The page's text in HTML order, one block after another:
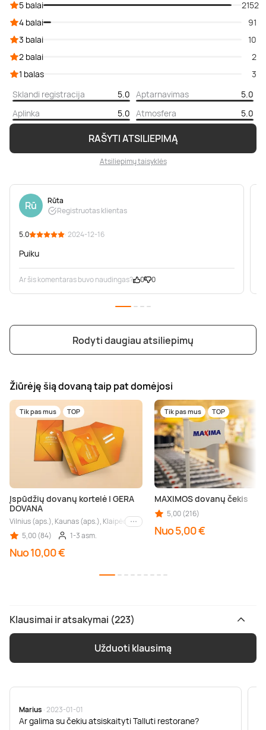
RAŠYTI ATSILIEPIMĄ
Atsiliepimų taisyklės
5 balai
2152
4 balai
91
3 balai
10
2 balai
2
1 balas
3
Sklandi registracija
5.0 Aptarnavimas
5.0
Aplinka
5.0 Atmosfera 5.0
Rū
Rūta
Registruotas klientas
5.0 · 2024-12-16
Puiku
Ar šis komentaras buvo naudingas? 0 0
Rodyti daugiau atsiliepimų
Žiūrėję šią dovaną taip pat domėjosi
Tik pas mus TOP
Įspūdžių dovanų kortelė | GERA
DOVANA
Vilnius (aps.), Kaunas (aps.), Klaipėda (aps.), Palanga (aps.), Nida (aps.),
Kiti miestai
5,00 (84)
1-3 asm.
Nuo 10,00 €
Tik pas mus TOP
MAXIMOS dovanų čekis
5,00 (216)
Nuo 5,00 €
Klausimai ir atsakymai (223)
Užduoti klausimą
Marius · 2023-01-01
Ar galima su čekiu atsiskaityti Talluti restorane?